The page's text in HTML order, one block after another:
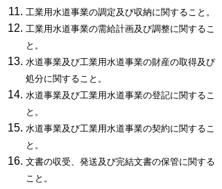
工業用水道事業の調定及び収納に関すること。
工業用水道事業の需給計画及び調整に関するこ
と。
水道事業及び工業用水道事業の財産の取得及び
処分に関すること。
水道事業及び工業用水道事業の登記に関するこ
と。
水道事業及び工業用水道事業の契約に関するこ
と。
文書の収受、発送及び完結文書の保管に関する
こと。